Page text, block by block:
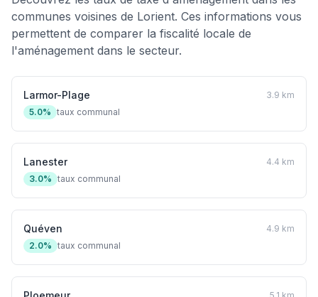
communes voisines de Lorient. Ces informations vous
permettent de comparer la fiscalité locale de
l'aménagement dans le secteur.
Larmor-Plage
3.9 km
5.0% taux communal
Lanester
4.4 km
3.0% taux communal
Quéven
4.9 km
2.0% taux communal